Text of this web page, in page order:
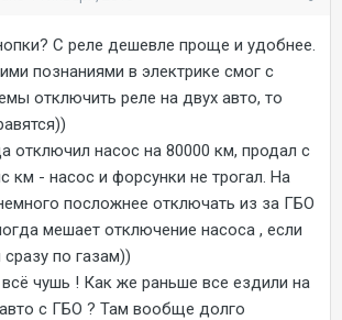
С реле дешевле проще и удобнее.
познаниями в электрике смог с
отключить реле на двух авто, то
отключил насос на 80000 км, продал с
км - насос и форсунки не трогал. На
посложнее отключать из за ГБО
мешает отключение насоса , если
по газам))
чушь ! Как же раньше все ездили на
с ГБО ? Там вообще долго